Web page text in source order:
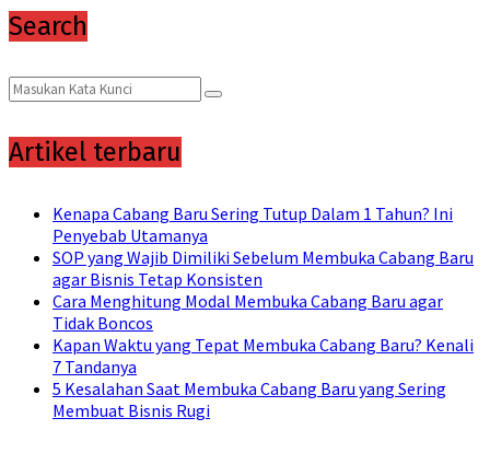
Search
Search
for:
Search
Artikel terbaru
Kenapa Cabang Baru Sering Tutup Dalam 1 Tahun? Ini
Penyebab Utamanya
SOP yang Wajib Dimiliki Sebelum Membuka Cabang Baru
agar Bisnis Tetap Konsisten
Cara Menghitung Modal Membuka Cabang Baru agar
Tidak Boncos
Kapan Waktu yang Tepat Membuka Cabang Baru? Kenali
7 Tandanya
5 Kesalahan Saat Membuka Cabang Baru yang Sering
Membuat Bisnis Rugi